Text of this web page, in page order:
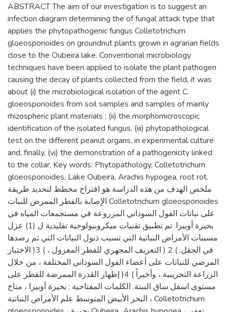
ABSTRACT The aim of our investigation is to suggest an
infection diagram determining the of fungal attack type that
applies the phytopathogenic fungus Colletotrichum
gloeosporioides on groundnut plants grown in agrarian fields
close to the Oubeira lake. Conventional microbiology
techniques have been applied to isolate the plant pathogen
causing the decay of plants collected from the field, it was
about (i) the microbiological isolation of the agent C.
gloeosporioides from soil samples and samples of mainly
rhizospheric plant materials ; (ii) the morphomicroscopic
identification of the isolated fungus, (iii) phytopathological
test on the different peanut organs, in experimental culture
and, finally, (vi) the demonstration of a pathogenicity linked
to the collar. Key words: Phytopathology, Colletotrichum
gloeosporioides, Lake Oubeira, Arachis hypogea, root rot.
ملخص الهدف من هذه الدراسة هو اقتراح مخطط لتحديد طريقة
الإصابة بالفطر الممرض للنبات Colletotrichum gloeosporioides
على نباتات الفول السوداني المزروعة في مستجمعات المياه في
بحيرة أوبيرا. تم تطبيق تقنيات ميكروبيولوجية تقليدية ل (1) عزل
مسببات الأمراض النباتية التي تسبب ذبول النباتات التي تم رصدها
في الحقل. ) 2 ( التعريف المجهري للفطر المعزول ، ) 3( الاختبار
المرضي للنباتات على أعضاء الفول السوداني المختلفة ، من خلال
الزراعة التجريبية ، وأخيراً ) 4( إظهار القدرة الممرضة للفطر على
مستوى اسفل ساق النبتة. الكلمات المفتاحية : بحيرة أوبيرا ، مناخ
البحر الأبيض المتوسط علم الأمراض النباتية ، Colletotrichum